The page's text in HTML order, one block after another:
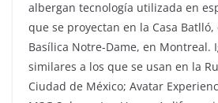
albergan tecnología utilizada en
que se proyectan en la Casa
Basílica Notre-Dame, en Montreal.
similares a los que se usan en la
Ciudad de México; Avatar